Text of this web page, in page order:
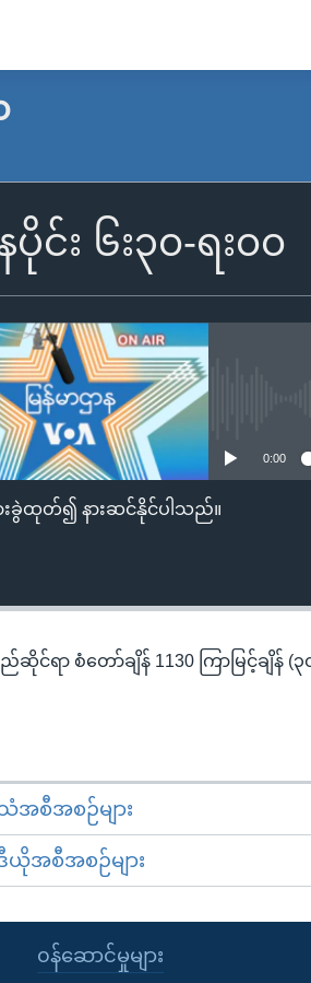
င်း ၆း၃၀-ရး၀၀
0:00
းခွဲထုတ်၍ နားဆင်နိုင်ပါသည်။
ဆိုင်ရာ စံတော်ချိန် 1130 ကြာမြင့်ချိန် (၃
အစီအစဉ်များ
ယိုအစီအစဉ်များ
၀န်ဆောင်မှုများ